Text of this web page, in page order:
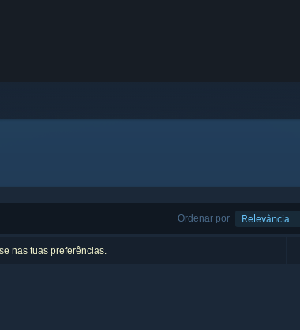
Ordenar por Relevância
nas tuas preferências.